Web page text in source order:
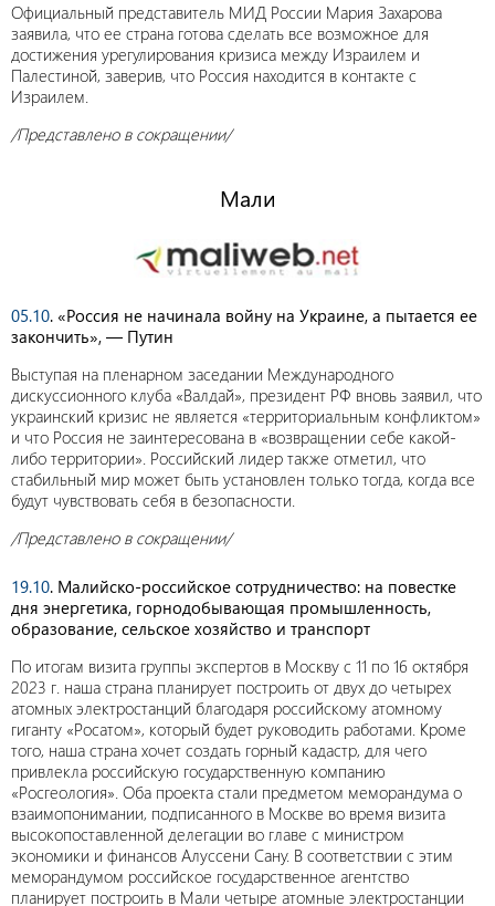
Официальный представитель МИД России Мария Захарова
заявила, что ее страна готова сделать все возможное для
достижения урегулирования кризиса между Израилем и
Палестиной, заверив, что Россия находится в контакте с
Израилем.
/Представлено в сокращении/
Мали
05.10. «Россия не начинала войну на Украине, а пытается ее
закончить», — Путин
Выступая на пленарном заседании Международного
дискуссионного клуба «Валдай», президент РФ вновь заявил, что
украинский кризис не является «территориальным конфликтом»
и что Россия не заинтересована в «возвращении себе какой-
либо территории». Российский лидер также отметил, что
стабильный мир может быть установлен только тогда, когда все
будут чувствовать себя в безопасности.
/Представлено в сокращении/
19.10. Малийско-российское сотрудничество: на повестке
дня энергетика, горнодобывающая промышленность,
образование, сельское хозяйство и транспорт
По итогам визита группы экспертов в Москву с 11 по 16 октября
2023 г. наша страна планирует построить от двух до четырех
атомных электростанций благодаря российскому атомному
гиганту «Росатом», который будет руководить работами. Кроме
того, наша страна хочет создать горный кадастр, для чего
привлекла российскую государственную компанию
«Росгеология». Оба проекта стали предметом меморандума о
взаимопонимании, подписанного в Москве во время визита
высокопоставленной делегации во главе с министром
экономики и финансов Алуссени Сану. В соответствии с этим
меморандумом российское государственное агентство
планирует построить в Мали четыре атомные электростанции